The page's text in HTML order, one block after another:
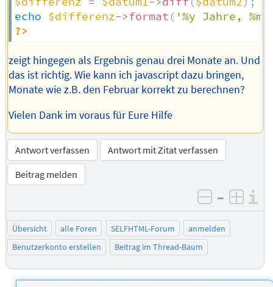
echo $differenz->format ( '%y Jahre, %m
?>
zeigt hingegen als Ergebnis genau drei Monate an. Und
das ist richtig. Wie kann ich javascript dazu bringen,
Monate wie z.B. den Februar korrekt zu berechnen?
Vielen Dank im voraus für Eure Hilfe
Antwort verfassen
Antwort mit Zitat verfassen
Beitrag melden
negativ
–
Übersicht alle Foren SELFHTML-Forum
anmelden
Benutzerkonto erstellen
Beitrag im Thread-Baum